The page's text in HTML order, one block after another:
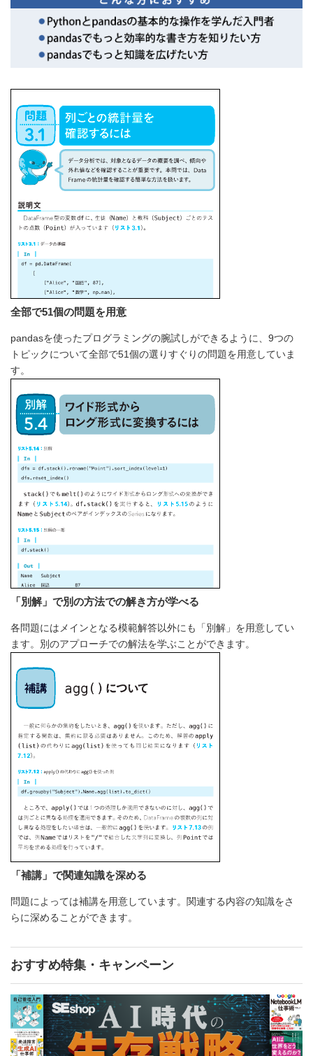
全部で51個の問題を用意
pandasを使ったプログラミングの腕試しができるように、9つの
トピックについて全部で51個の選りすぐりの問題を用意していま
す。
「別解」で別の方法での解き方が学べる
各問題にはメインとなる模範解答以外にも「別解」を用意してい
ます。別のアプローチでの解法を学ぶことができます。
「補講」で関連知識を深める
問題によっては補講を用意しています。関連する内容の知識をさ
らに深めることができます。
おすすめ特集・キャンペーン